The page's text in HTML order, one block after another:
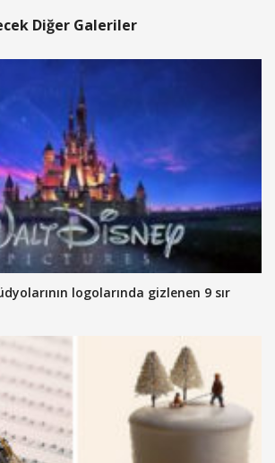
Diğer Galeriler
logolarında gizlenen 9 sır